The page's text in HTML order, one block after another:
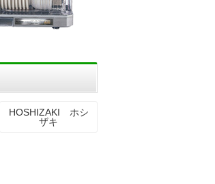
HOSHIZAKI ホシ
ザキ